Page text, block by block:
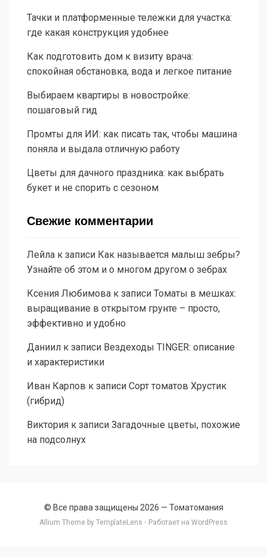
Тачки и платформенные тележки для участка:
где какая конструкция удобнее
Как подготовить дом к визиту врача:
спокойная обстановка, вода и легкое питание
Выбираем квартиры в новостройке:
пошаговый гид
Промты для ИИ: как писать так, чтобы машина
поняла и выдала отличную работу
Цветы для дачного праздника: как выбрать
букет и не спорить с сезоном
Свежие комментарии
Лейла к записи Как называется малыш зебры?
Узнайте об этом и о многом другом о зебрах
Ксения Любимова к записи Томаты в мешках:
выращивание в открытом грунте – просто,
эффективно и удобно
Даниил к записи Вездеходы TINGER: описание
и характеристики
Иван Карпов к записи Сорт томатов Хрустик
(гибрид)
Виктория к записи Загадочные цветы, похожие
на подсолнух
© Все права защищены 2026 — Томатомания
Allium Theme by TemplateLens ⋅ Работает на WordPress